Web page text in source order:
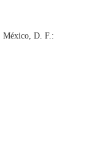
México, D. F.: